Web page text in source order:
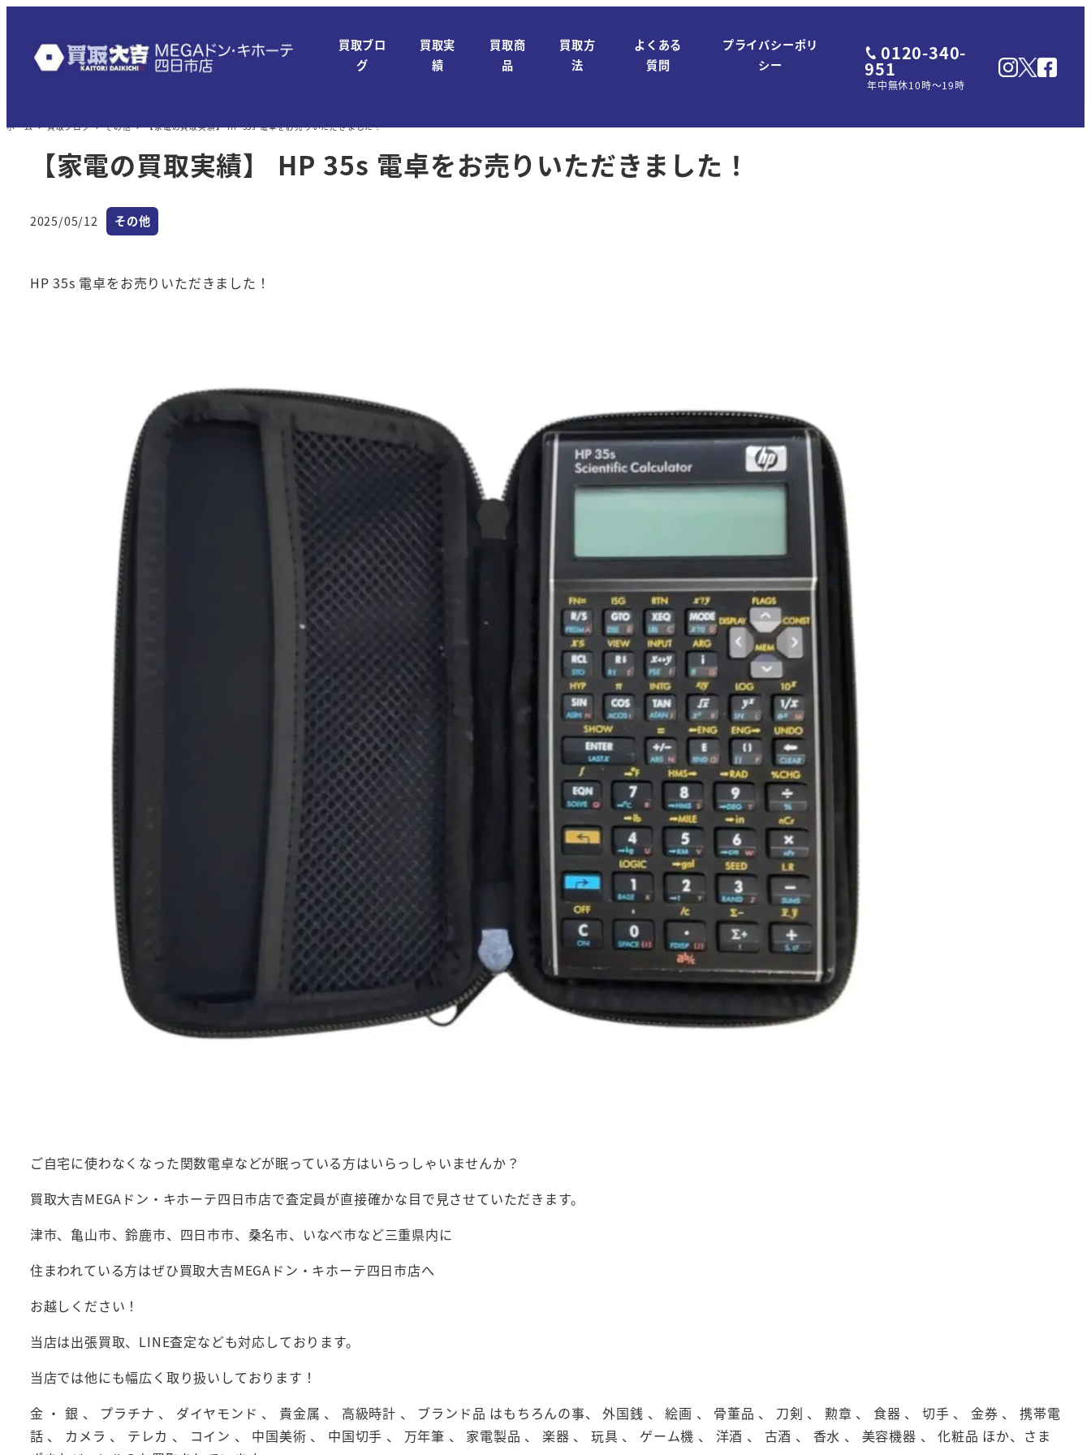
テ
買取ブロ
グ
買取実
績
買取商
品
買取方
法
よくある
質問
プライバシーポリ
シー
0120-340-
951
年中無休10時～19時
ホーム 買取ブログ その他 【家電の買取実績】 HP 35s 電卓をお売りいただきました！
【家電の買取実績】 HP 35s 電卓をお売りいただきました！
投稿日
2025/05/12 カテゴリー
その他
HP 35s 電卓をお売りいただきました！
ご自宅に使わなくなった関数電卓などが眠っている方はいらっしゃいませんか？
買取大吉MEGAドン・キホーテ四日市店で査定員が直接確かな目で見させていただきます。
津市、亀山市、鈴鹿市、四日市市、桑名市、いなべ市など三重県内に
住まわれている方はぜひ買取大吉MEGAドン・キホーテ四日市店へ
お越しください！
当店は出張買取、LINE査定なども対応しております。
当店では他にも幅広く取り扱いしております！
金 ・ 銀 、 プラチナ 、 ダイヤモンド 、 貴金属 、 高級時計 、 ブランド品 はもちろんの事、 外国銭 、 絵画 、 骨董品 、 刀剣 、 勲章 、 食器 、 切手 、 金券 、 携帯電
話 、 カメラ 、 テレカ 、 コイン 、 中国美術 、 中国切手 、 万年筆 、 家電製品 、 楽器 、 玩具 、 ゲーム機 、 洋酒 、 古酒 、 香水 、 美容機器 、 化粧品 ほか、さま